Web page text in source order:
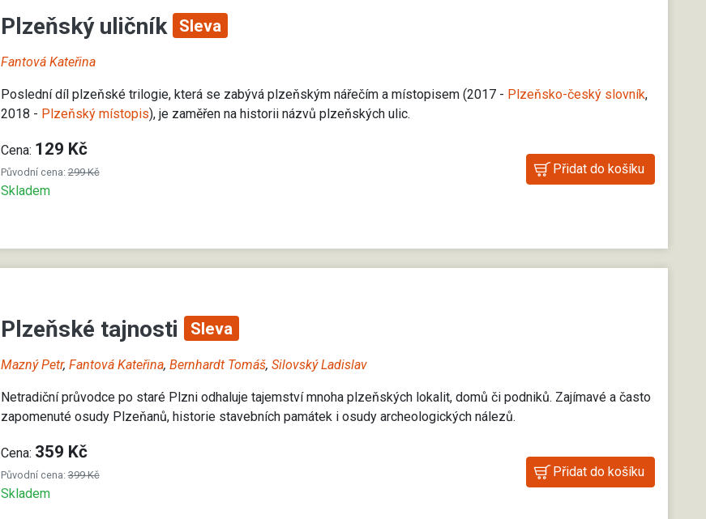
Plzeňský uličník Sleva
Fantová Kateřina
Poslední díl plzeňské trilogie, která se zabývá plzeňským nářečím a místopisem (2017 - Plzeňsko-český slovník,
2018 - Plzeňský místopis), je zaměřen na historii názvů plzeňských ulic.
Cena: 129 Kč
Původní cena:299 Kč
Skladem
Plzeňské tajnosti Sleva
Mazný Petr, Fantová Kateřina, Bernhardt Tomáš, Silovský Ladislav
Netradiční průvodce po staré Plzni odhaluje tajemství mnoha plzeňských lokalit, domů či podniků. Zajímavé a často
zapomenuté osudy Plzeňanů, historie stavebních památek i osudy archeologických nálezů.
Cena: 359 Kč
Původní cena:399 Kč
Skladem